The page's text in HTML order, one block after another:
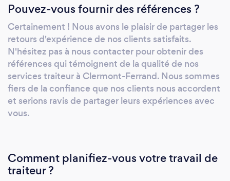
étroitement avec vous pour élaborer des
menus sur mesure, mettant en avant vos
préférences et répondant aux besoins
spécifiques de votre occasion. Cuisine
Créative : Notre équipe de chefs talentueux
excelle dans la création de plats qui éveillent
les papilles. Des saveurs innovantes, des
ingrédients de qualité supérieure et une
Pouvez-vous fournir des références ?
Certainement ! Nous avons le plaisir de partager les
retours d'expérience de nos clients satisfaits.
N'hésitez pas à nous contacter pour obtenir des
références qui témoignent de la qualité de nos
services traiteur à Clermont-Ferrand. Nous sommes
fiers de la confiance que nos clients nous accordent
et serions ravis de partager leurs expériences avec
vous.
Comment planifiez-vous votre travail de
traiteur ?